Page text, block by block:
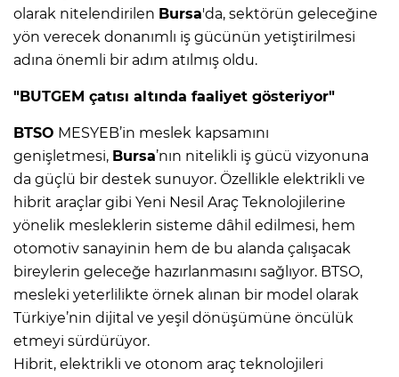
olarak nitelendirilen Bursa'da, sektörün geleceğine
yön verecek donanımlı iş gücünün yetiştirilmesi
adına önemli bir adım atılmış oldu.
"BUTGEM çatısı altında faaliyet gösteriyor"
BTSO MESYEB’in meslek kapsamını
genişletmesi, Bursa’nın nitelikli iş gücü vizyonuna
da güçlü bir destek sunuyor. Özellikle elektrikli ve
hibrit araçlar gibi Yeni Nesil Araç Teknolojilerine
yönelik mesleklerin sisteme dâhil edilmesi, hem
otomotiv sanayinin hem de bu alanda çalışacak
bireylerin geleceğe hazırlanmasını sağlıyor. BTSO,
mesleki yeterlilikte örnek alınan bir model olarak
Türkiye’nin dijital ve yeşil dönüşümüne öncülük
etmeyi sürdürüyor.
Hibrit, elektrikli ve otonom araç teknolojileri